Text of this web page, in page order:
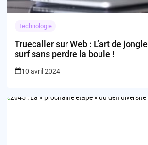
Technologie
Truecaller sur Web : L’art de
surf sans perdre la boule !
10 avril 2024